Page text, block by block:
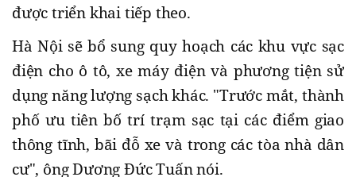
được triển khai tiếp theo.
Hà Nội sẽ bổ sung quy hoạch các khu vực sạc
điện cho ô tô, xe máy điện và phương tiện sử
dụng năng lượng sạch khác. "Trước mắt, thành
phố ưu tiên bố trí trạm sạc tại các điểm giao
thông tĩnh, bãi đỗ xe và trong các tòa nhà dân
cư", ông Dương Đức Tuấn nói.